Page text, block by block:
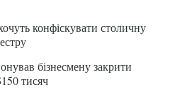
конфіскувати столичну
бізнесмену закрити
тисяч